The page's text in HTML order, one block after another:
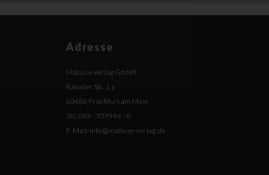
Adresse
Mabuse-Verlag GmbH
Kasseler Str. 1 a
60486 Frankfurt am Main
Tel: 069 - 707996 - 0
E-Mail: info@mabuse-verlag.de